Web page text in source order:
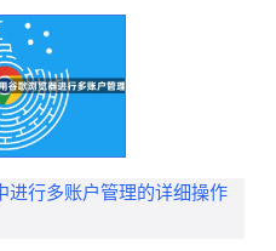
进行多账户管理的详细操作